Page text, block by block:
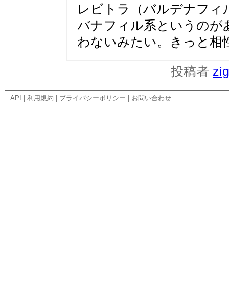
レビトラ（バルデナフィ
バナフィル系というのが
わないみたい。きっと相
投稿者
API 利用規約 プライバシーポリシー お問い合わせ